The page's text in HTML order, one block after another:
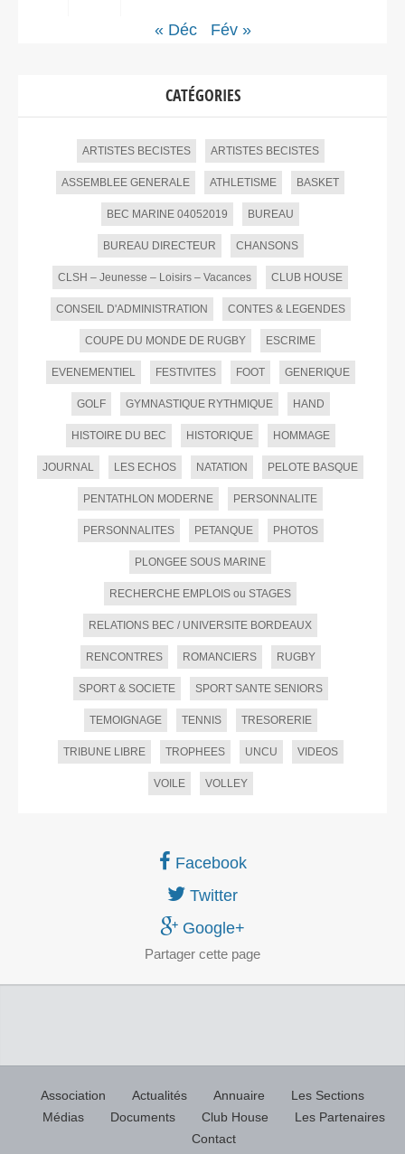
« Déc Fév »
CATÉGORIES
ARTISTES BECISTES ARTISTES BECISTES
ASSEMBLEE GENERALE ATHLETISME BASKET
BEC MARINE 04052019 BUREAU
BUREAU DIRECTEUR CHANSONS
CLSH – Jeunesse – Loisirs – Vacances CLUB HOUSE
CONSEIL D'ADMINISTRATION CONTES & LEGENDES
COUPE DU MONDE DE RUGBY ESCRIME
EVENEMENTIEL FESTIVITES FOOT GENERIQUE
GOLF GYMNASTIQUE RYTHMIQUE HAND
HISTOIRE DU BEC HISTORIQUE HOMMAGE
JOURNAL LES ECHOS NATATION PELOTE BASQUE
PENTATHLON MODERNE PERSONNALITE
PERSONNALITES PETANQUE PHOTOS
PLONGEE SOUS MARINE
RECHERCHE EMPLOIS ou STAGES
RELATIONS BEC / UNIVERSITE BORDEAUX
RENCONTRES ROMANCIERS RUGBY
SPORT & SOCIETE SPORT SANTE SENIORS
TEMOIGNAGE TENNIS TRESORERIE
TRIBUNE LIBRE TROPHEES UNCU VIDEOS
VOILE VOLLEY
Facebook
Twitter
Google+
Partager cette page
Association Actualités Annuaire
Les Sections
Médias
Documents Club House
Les Partenaires
Contact